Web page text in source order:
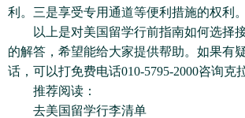
利。三是享受专用通道等便利措施的权利。
以上是对美国留学行前指南如何选择
的解答，希望能给大家提供帮助。如果有
话，可以打免费电话010-5795-2000咨询克
推荐阅读：
去美国留学行李清单